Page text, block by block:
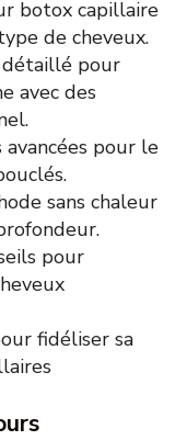
botox capillaire
de cheveux.
détaillé pour
avec des
avancées pour le
sans chaleur
pour
fidéliser sa